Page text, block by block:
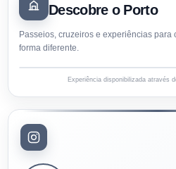
Descobre o Porto
Passeios, cruzeiros e experiências para
forma diferente.
Experiência disponibilizada através